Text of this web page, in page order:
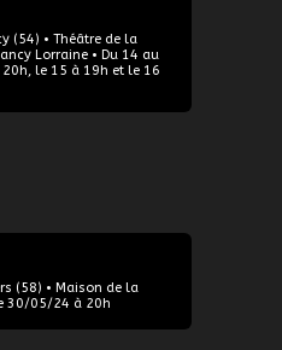
(54) • Théâtre de la
Lorraine • Du 14 au
le 15 à 19h et le 16
(58) • Maison de la
30/05/24 à 20h